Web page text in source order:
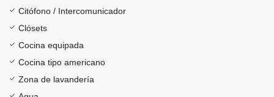
Citófono / Intercomunicador
Clósets
Cocina equipada
Cocina tipo americano
Zona de lavandería